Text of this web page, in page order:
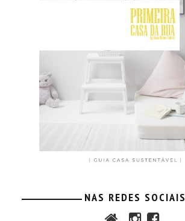
NAS REDES SOCIAIS